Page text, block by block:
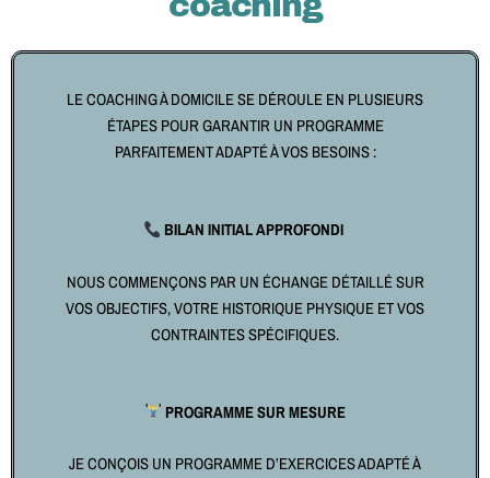
LE COACHING À DOMICILE SE DÉROULE EN PLUSIEURS
ÉTAPES POUR GARANTIR UN PROGRAMME
PARFAITEMENT ADAPTÉ À VOS BESOINS :
BILAN INITIAL APPROFONDI
NOUS COMMENÇONS PAR UN ÉCHANGE DÉTAILLÉ SUR
VOS OBJECTIFS, VOTRE HISTORIQUE PHYSIQUE ET VOS
CONTRAINTES SPÉCIFIQUES.
PROGRAMME SUR MESURE
JE CONÇOIS UN PROGRAMME D’EXERCICES ADAPTÉ À